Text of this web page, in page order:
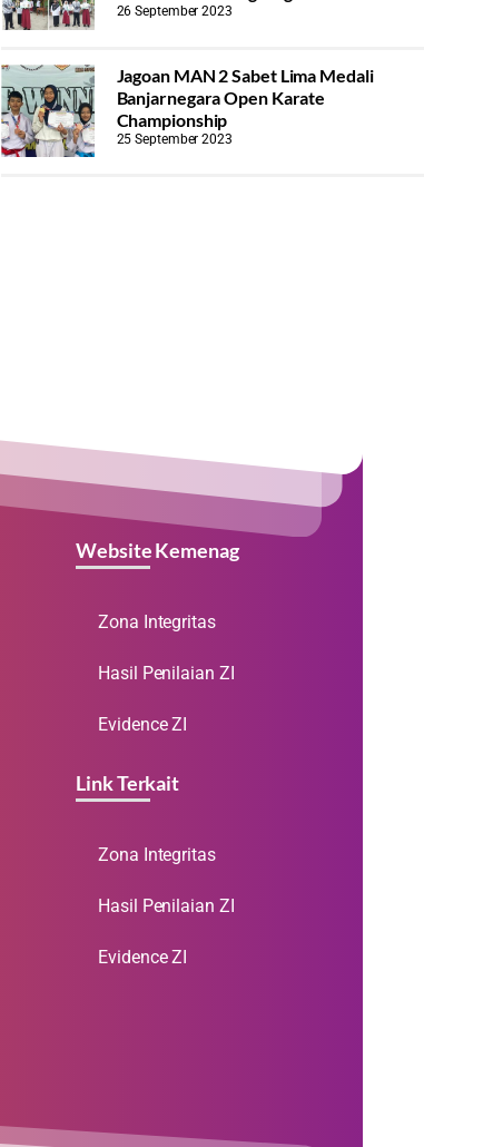
26 September 2023
Jagoan MAN 2 Sabet Lima Medali
Banjarnegara Open Karate
Championship
25 September 2023
Website Kemenag
Zona Integritas
Hasil Penilaian ZI
Evidence ZI
Link Terkait
Zona Integritas
Hasil Penilaian ZI
Evidence ZI